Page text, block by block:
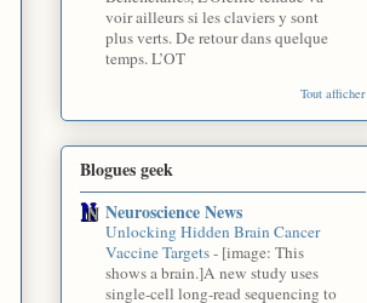
voir ailleurs si les claviers y sont
plus verts. De retour dans quelque
temps. L’OT
Tout afficher
Blogues geek
Neuroscience News
Unlocking Hidden Brain Cancer
Vaccine Targets- [image: This
shows a brain.]A new study uses
single-cell long-read sequencing to